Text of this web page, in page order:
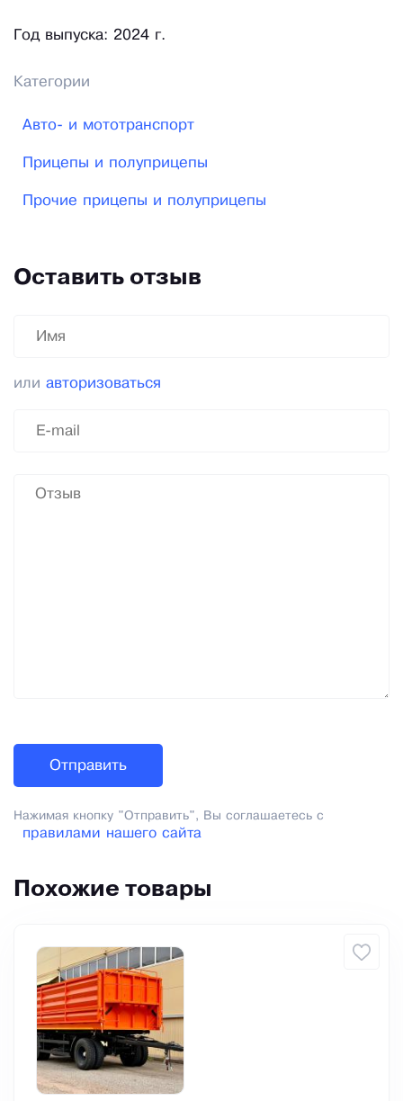
Год выпуска: 2024 г.
Категории
Авто- и мототранспорт
Прицепы и полуприцепы
Прочие прицепы и полуприцепы
Оставить отзыв
или авторизоваться
Нажимая кнопку "Отправить", Вы соглашаетесь с
правилами нашего сайта
Похожие товары